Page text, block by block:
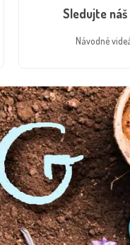
Sledujte náš
Návodné